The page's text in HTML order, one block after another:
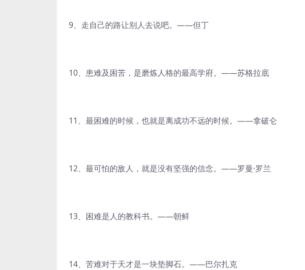
9、走自己的路让别人去说吧。——但丁
10、患难及困苦，是磨炼人格的最高学府。——苏格拉底
11、最困难的时候，也就是离成功不远的时候。——拿破仑
12、最可怕的敌人，就是没有坚强的信念。——罗曼·罗兰
13、困难是人的教科书。——朝鲜
14、苦难对于天才是一块垫脚石。——巴尔扎克